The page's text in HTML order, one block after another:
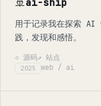
ai-ship
用于记录我在探索
践，发现和感悟。
⟐ 源码↗ 站点
2025 web / ai